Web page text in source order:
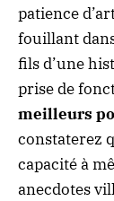
patience
fouillant
fils d’une
prise de
meilleurs
constaterez
capacité à
anecdotes